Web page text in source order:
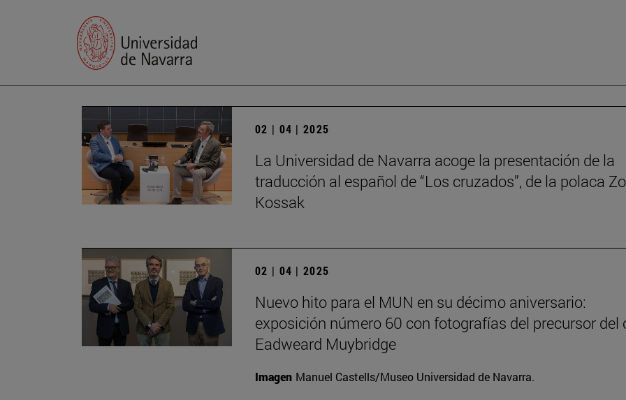
02 | 04 | 2025
La Universidad de Navarra acoge la presentación de la
traducción al español de “Los cruzados”, de la polaca
Kossak
02 | 04 | 2025
Nuevo hito para el MUN en su décimo aniversario:
exposición número 60 con fotografías del precursor del
Eadweard Muybridge
Imagen Manuel Castells/Museo Universidad de Navarra.